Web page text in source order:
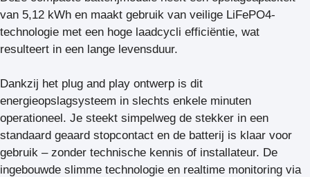
van 5,12 kWh en maakt gebruik van veilige LiFePO4-
technologie met een hoge laadcycli efficiëntie, wat
resulteert in een lange levensduur.
Dankzij het plug and play ontwerp is dit
energieopslagsysteem in slechts enkele minuten
operationeel. Je steekt simpelweg de stekker in een
standaard geaard stopcontact en de batterij is klaar voor
gebruik – zonder technische kennis of installateur. De
ingebouwde slimme technologie en realtime monitoring via